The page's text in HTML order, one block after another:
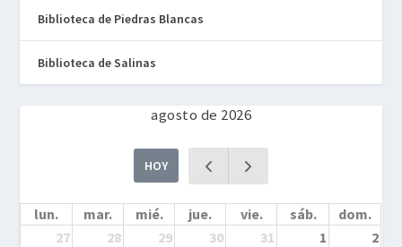
Biblioteca de Piedras Blancas
Biblioteca de Salinas
agosto de 2026
HOY
lun. mar. mié. jue. vie. sáb.
dom.
27
28 29 30 31 1 2